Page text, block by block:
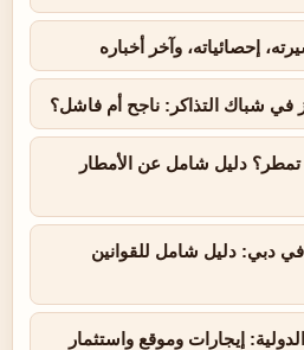
إحصائياته، وآخر أخباره
في شباك التذاكر: ناجح أم فاشل؟
دليل شامل عن الأمطار
دبي: دليل شامل للقوانين
إيجارات وموقع واستثمار